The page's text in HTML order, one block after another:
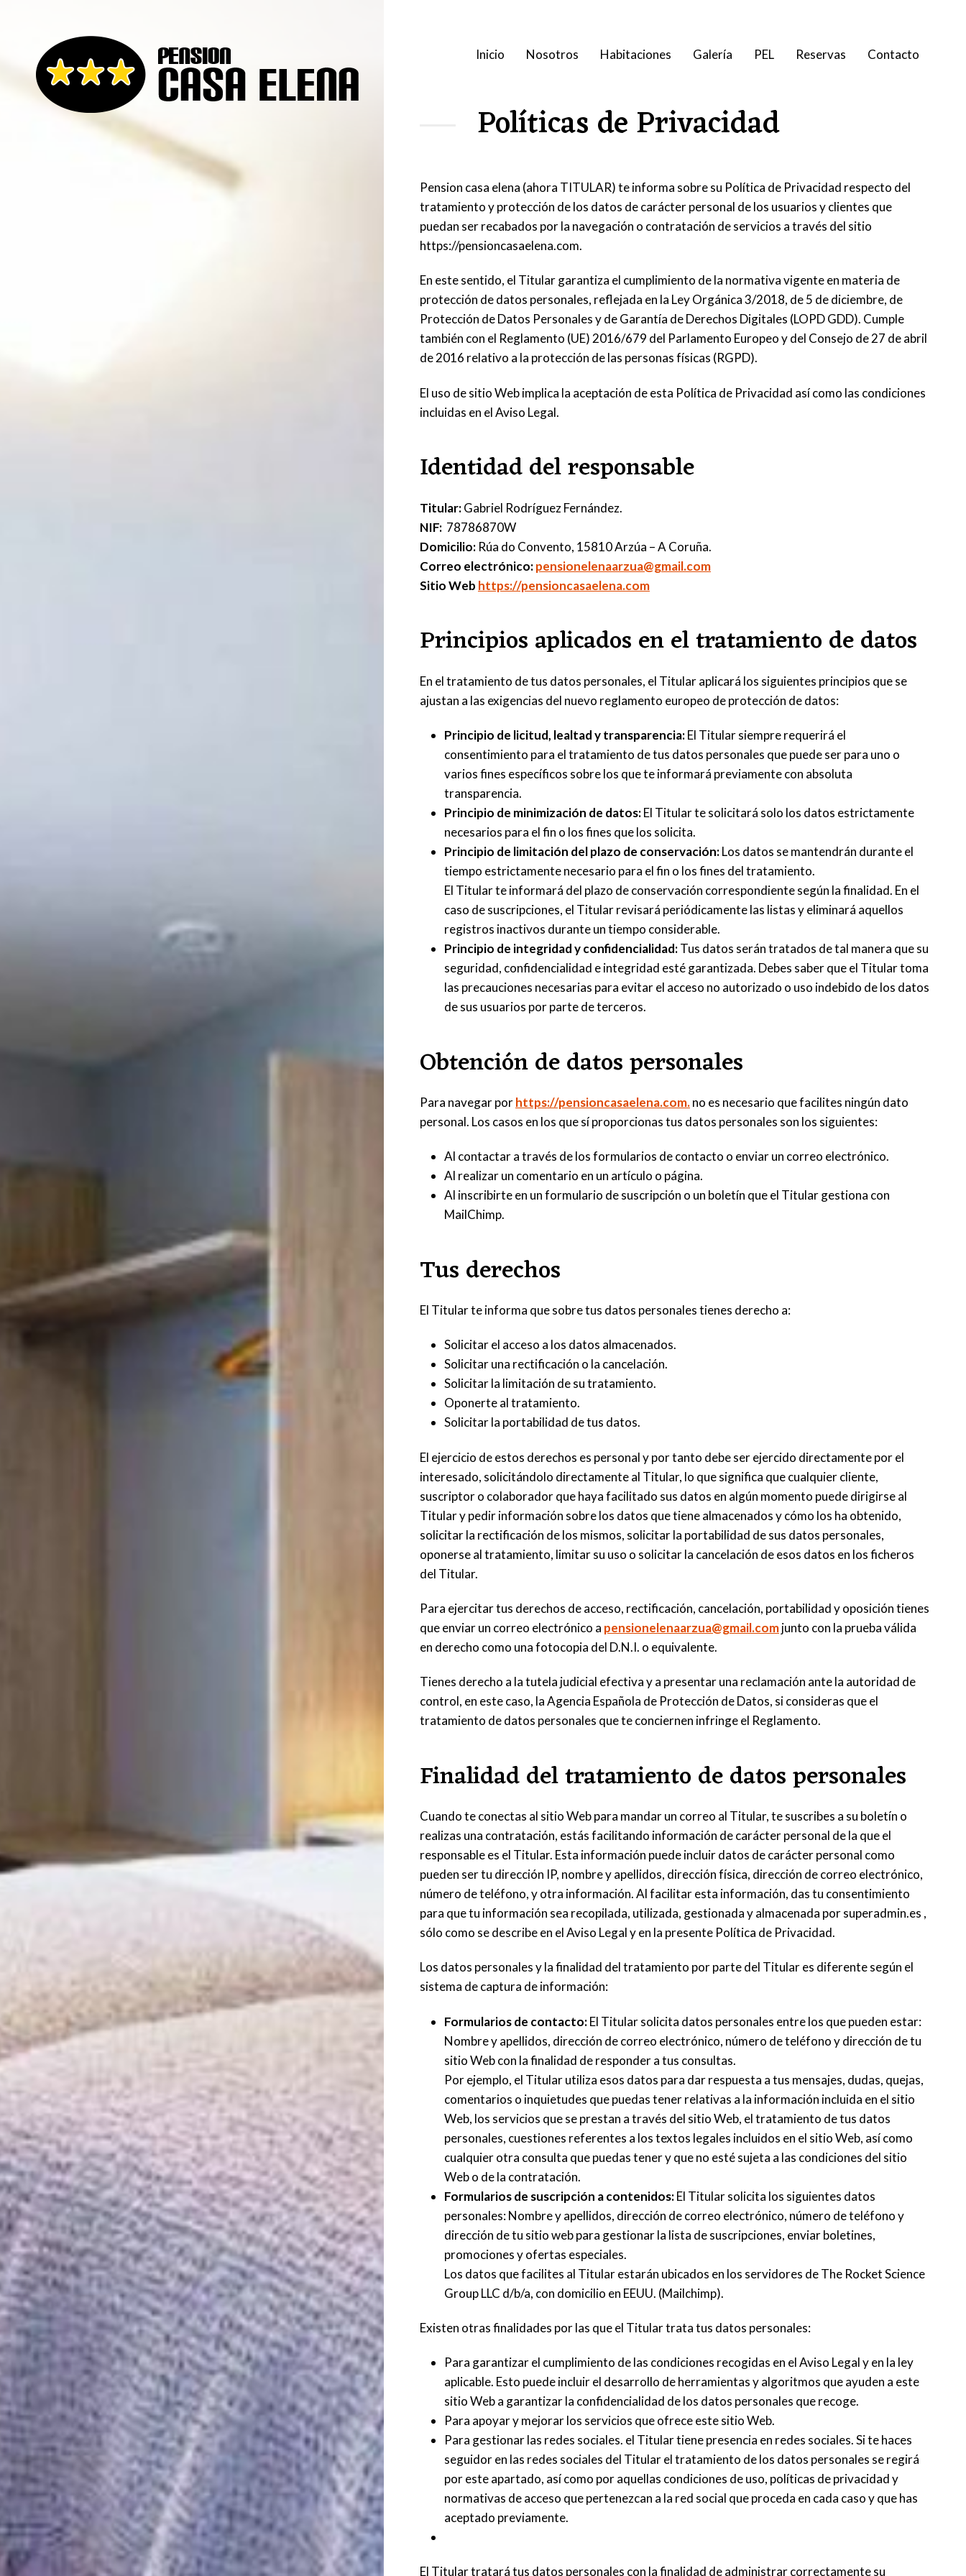
Inicio Nosotros Habitaciones Galería PEL Reservas Contacto
Políticas de Privacidad
Pension casa elena (ahora TITULAR) te informa sobre su Política de Privacidad respecto del
tratamiento y protección de los datos de carácter personal de los usuarios y clientes que
puedan ser recabados por la navegación o contratación de servicios a través del sitio
https://pensioncasaelena.com.
En este sentido, el Titular garantiza el cumplimiento de la normativa vigente en materia de
protección de datos personales, reflejada en la Ley Orgánica 3/2018, de 5 de diciembre, de
Protección de Datos Personales y de Garantía de Derechos Digitales (LOPD GDD). Cumple
también con el Reglamento (UE) 2016/679 del Parlamento Europeo y del Consejo de 27 de abril
de 2016 relativo a la protección de las personas físicas (RGPD).
El uso de sitio Web implica la aceptación de esta Política de Privacidad así como las condiciones
incluidas en el Aviso Legal.
Identidad del responsable
Titular:Gabriel Rodríguez Fernández.
NIF: 78786870W
Domicilio: Rúa do Convento, 15810 Arzúa – A Coruña.
Correo electrónico:pensionelenaarzua@gmail.com
Sitio Web https://pensioncasaelena.com
Principios aplicados en el tratamiento de datos
En el tratamiento de tus datos personales, el Titular aplicará los siguientes principios que se
ajustan a las exigencias del nuevo reglamento europeo de protección de datos:
Principio de licitud, lealtad y transparencia:El Titular siempre requerirá el
consentimiento para el tratamiento de tus datos personales que puede ser para uno o
varios fines específicos sobre los que te informará previamente con absoluta
transparencia.
Principio de minimización de datos:El Titular te solicitará solo los datos estrictamente
necesarios para el fin o los fines que los solicita.
Principio de limitación del plazo de conservación:Los datos se mantendrán durante el
tiempo estrictamente necesario para el fin o los fines del tratamiento.
El Titular te informará del plazo de conservación correspondiente según la finalidad. En el
caso de suscripciones, el Titular revisará periódicamente las listas y eliminará aquellos
registros inactivos durante un tiempo considerable.
Principio de integridad y confidencialidad:Tus datos serán tratados de tal manera que su
seguridad, confidencialidad e integridad esté garantizada. Debes saber que el Titular toma
las precauciones necesarias para evitar el acceso no autorizado o uso indebido de los datos
de sus usuarios por parte de terceros.
Obtención de datos personales
Para navegar porhttps://pensioncasaelena.com.no es necesario que facilites ningún dato
personal. Los casos en los que sí proporcionas tus datos personales son los siguientes:
Al contactar a través de los formularios de contacto o enviar un correo electrónico.
Al realizar un comentario en un artículo o página.
Al inscribirte en un formulario de suscripción o un boletín que el Titular gestiona con
MailChimp.
Tus derechos
El Titular te informa que sobre tus datos personales tienes derecho a:
Solicitar el acceso a los datos almacenados.
Solicitar una rectificación o la cancelación.
Solicitar la limitación de su tratamiento.
Oponerte al tratamiento.
Solicitar la portabilidad de tus datos.
El ejercicio de estos derechos es personal y por tanto debe ser ejercido directamente por el
interesado, solicitándolo directamente al Titular, lo que significa que cualquier cliente,
suscriptor o colaborador que haya facilitado sus datos en algún momento puede dirigirse al
Titular y pedir información sobre los datos que tiene almacenados y cómo los ha obtenido,
solicitar la rectificación de los mismos, solicitar la portabilidad de sus datos personales,
oponerse al tratamiento, limitar su uso o solicitar la cancelación de esos datos en los ficheros
del Titular.
Para ejercitar tus derechos de acceso, rectificación, cancelación, portabilidad y oposición tienes
que enviar un correo electrónico a pensionelenaarzua@gmail.comjunto con la prueba válida
en derecho como una fotocopia del D.N.I. o equivalente.
Tienes derecho a la tutela judicial efectiva y a presentar una reclamación ante la autoridad de
control, en este caso, la Agencia Española de Protección de Datos, si consideras que el
tratamiento de datos personales que te conciernen infringe el Reglamento.
Finalidad del tratamiento de datos personales
Cuando te conectas al sitio Web para mandar un correo al Titular, te suscribes a su boletín o
realizas una contratación, estás facilitando información de carácter personal de la que el
responsable es el Titular. Esta información puede incluir datos de carácter personal como
pueden ser tu dirección IP, nombre y apellidos, dirección física, dirección de correo electrónico,
número de teléfono, y otra información. Al facilitar esta información, das tu consentimiento
para que tu información sea recopilada, utilizada, gestionada y almacenada por superadmin.es ,
sólo como se describe en el Aviso Legal y en la presente Política de Privacidad.
Los datos personales y la finalidad del tratamiento por parte del Titular es diferente según el
sistema de captura de información:
Formularios de contacto:El Titular solicita datos personales entre los que pueden estar:
Nombre y apellidos, dirección de correo electrónico, número de teléfono y dirección de tu
sitio Web con la finalidad de responder a tus consultas.
Por ejemplo, el Titular utiliza esos datos para dar respuesta a tus mensajes, dudas, quejas,
comentarios o inquietudes que puedas tener relativas a la información incluida en el sitio
Web, los servicios que se prestan a través del sitio Web, el tratamiento de tus datos
personales, cuestiones referentes a los textos legales incluidos en el sitio Web, así como
cualquier otra consulta que puedas tener y que no esté sujeta a las condiciones del sitio
Web o de la contratación.
Formularios de suscripción a contenidos:El Titular solicita los siguientes datos
personales: Nombre y apellidos, dirección de correo electrónico, número de teléfono y
dirección de tu sitio web para gestionar la lista de suscripciones, enviar boletines,
promociones y ofertas especiales.
Los datos que facilites al Titular estarán ubicados en los servidores de The Rocket Science
Group LLC d/b/a, con domicilio en EEUU. (Mailchimp).
Existen otras finalidades por las que el Titular trata tus datos personales:
Para garantizar el cumplimiento de las condiciones recogidas en el Aviso Legal y en la ley
aplicable. Esto puede incluir el desarrollo de herramientas y algoritmos que ayuden a este
sitio Web a garantizar la confidencialidad de los datos personales que recoge.
Para apoyar y mejorar los servicios que ofrece este sitio Web.
Para gestionar las redes sociales. el Titular tiene presencia en redes sociales. Si te haces
seguidor en las redes sociales del Titular el tratamiento de los datos personales se regirá
por este apartado, así como por aquellas condiciones de uso, políticas de privacidad y
normativas de acceso que pertenezcan a la red social que proceda en cada caso y que has
aceptado previamente.
El Titular tratará tus datos personales con la finalidad de administrar correctamente su